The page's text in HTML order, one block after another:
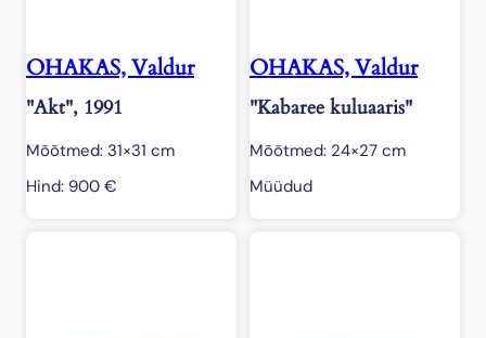
OHAKAS, Valdur
"Akt", 1991
Mõõtmed: 31×31 cm
Hind: 900 €
OHAKAS, Valdur
"Kabaree kuluaaris"
Mõõtmed: 24×27 cm
Müüdud